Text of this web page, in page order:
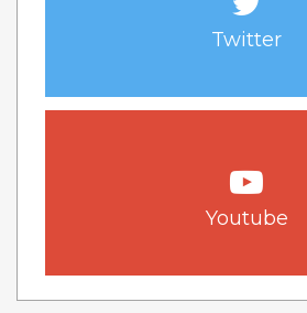
Twitter
Youtube